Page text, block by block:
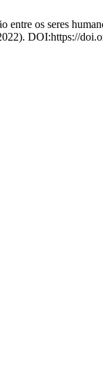
os seres
DOI:https://